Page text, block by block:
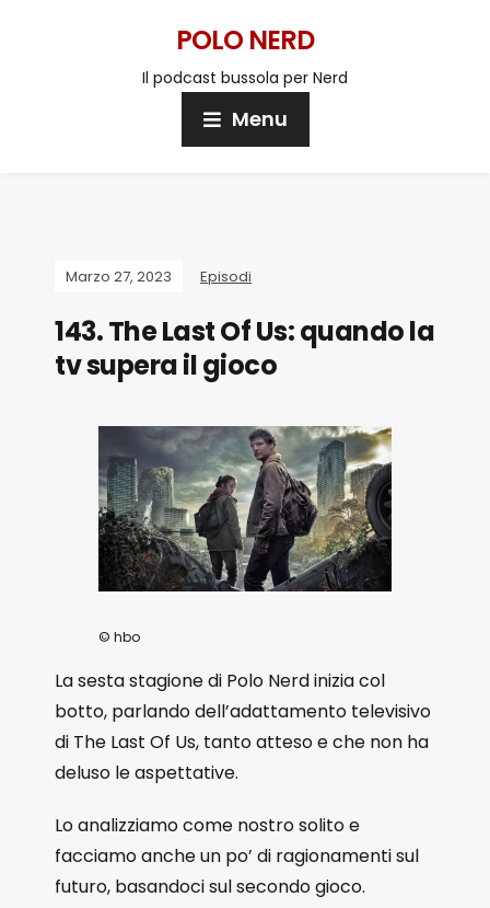
POLO NERD
Il podcast bussola per Nerd
Menu
Marzo 27, 2023 Episodi
143. The Last Of Us: quando la
tv supera il gioco
© hbo
La sesta stagione di Polo Nerd inizia col
botto, parlando dell’adattamento televisivo
di The Last Of Us, tanto atteso e che non ha
deluso le aspettative.
Lo analizziamo come nostro solito e
facciamo anche un po’ di ragionamenti sul
futuro, basandoci sul secondo gioco.